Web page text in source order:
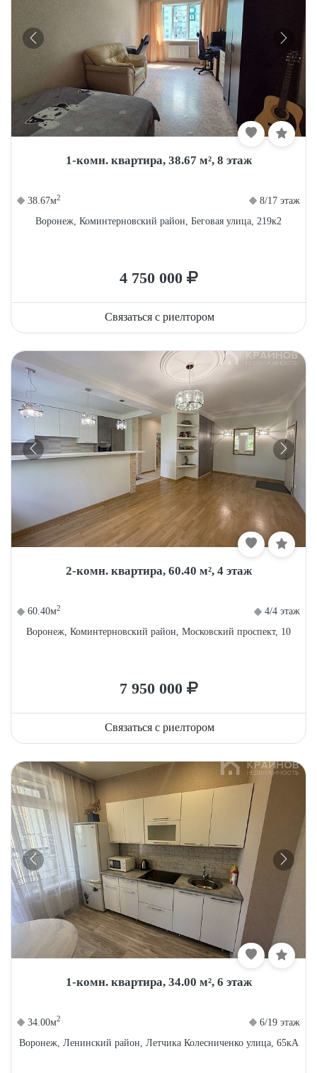
1-комн. квартира, 38.67 м², 8 этаж
38.67м2
8/17 этаж
Воронеж, Коминтерновский район, Беговая улица, 219к2
4 750 000
Связаться с риелтором
2-комн. квартира, 60.40 м², 4 этаж
60.40м2
4/4 этаж
Воронеж, Коминтерновский район, Московский проспект, 10
7 950 000
Связаться с риелтором
1-комн. квартира, 34.00 м², 6 этаж
34.00м2
6/19 этаж
Воронеж, Ленинский район, Летчика Колесниченко улица, 65кА
Бесплатный подбор квартиры
+ подарок от партнера